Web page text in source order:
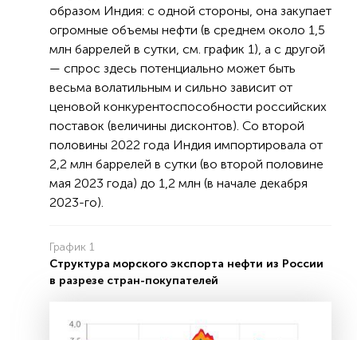
образом Индия: с одной стороны, она закупает
огромные объемы нефти (в среднем около 1,5
млн баррелей в сутки, см. график 1), а с другой
— спрос здесь потенциально может быть
весьма волатильным и сильно зависит от
ценовой конкурентоспособности российских
поставок (величины дисконтов). Со второй
половины 2022 года Индия импортировала от
2,2 млн баррелей в сутки (во второй половине
мая 2023 года) до 1,2 млн (в начале декабря
2023-го).
График 1
Структура морского экспорта нефти из России
в разрезе стран-покупателей